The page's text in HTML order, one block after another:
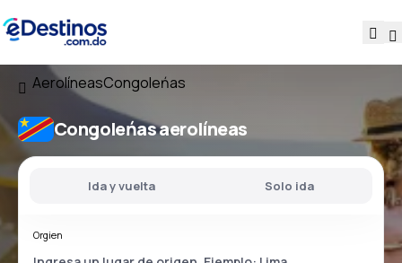
AerolíneasCongoleńas
Congoleńas aerolíneas
Ida y vuelta Solo ida
Orgien